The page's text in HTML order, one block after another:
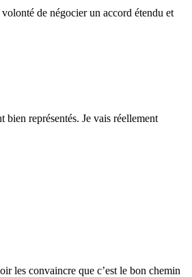
de négocier un accord étendu et
bien représentés. Je vais réellement
les convaincre que c’est le bon chemin